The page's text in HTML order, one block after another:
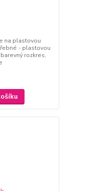
na plastovou
- plastovou
rozkres,